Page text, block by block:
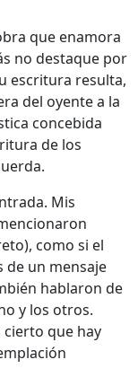
que enamora
no destaque por
escritura resulta,
del oyente a la
concebida
de los
Mis
como si el
un mensaje
hablaron de
y los otros.
cierto que hay